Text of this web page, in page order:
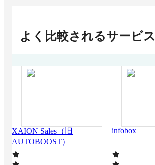
よく比較されるサービス
XAION Sales（旧
AUTOBOOST）
infobox